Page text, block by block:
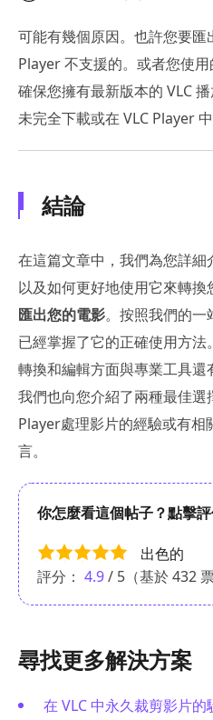
可能有幾個原因。也許您要匯
Player 不支援的。或者您使用
確保您擁有最新版本的 VLC
未完全下載或在 VLC Player 中
結論
在這篇文章中，我們為您詳細
以及如何更好地使用它來轉換
匯出您的電影。按照我們的一
已經掌握了它的正確使用方
轉換和編輯方面與專業工具
我們也向您介紹了兩種最佳選
Player處理影片的經驗或有相
言。
你怎麼看這個帖子？點擊評
出色的
評分： 4.9/ 5（基於432
尋找更多解決方案
在 VLC 中永久裁剪影片的